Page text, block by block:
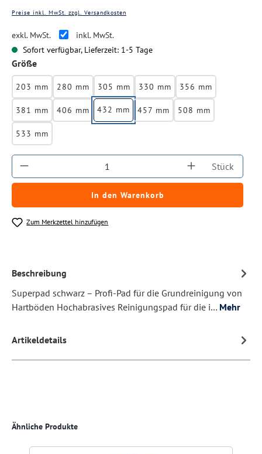
Preise inkl. MwSt. zzgl. Versandkosten
exkl. MwSt.
inkl. MwSt.
Sofort verfügbar, Lieferzeit: 1-5 Tage
Größeauswählen
203 mm 280 mm 305 mm 330 mm 356 mm
381 mm 406 mm 432 mm 457 mm 508 mm
533 mm
Produkt Anzahl: Gib den gewünschten
Stück
In den Warenkorb
Zum Merkzettel hinzufügen
Beschreibung
Superpad schwarz – Profi-Pad für die Grundreinigung von
Hartböden Hochabrasives Reinigungspad für die i… Mehr
Artikeldetails
Produktgalerie überspringen
Ähnliche Produkte